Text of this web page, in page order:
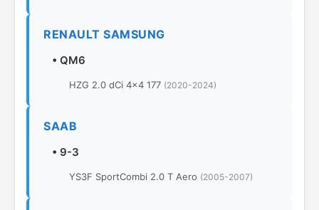
RENAULT SAMSUNG
• QM6
HZG 2.0 dCi 4x4 177 (2020-2024)
SAAB
• 9-3
YS3F SportCombi 2.0 T Aero (2005-2007)